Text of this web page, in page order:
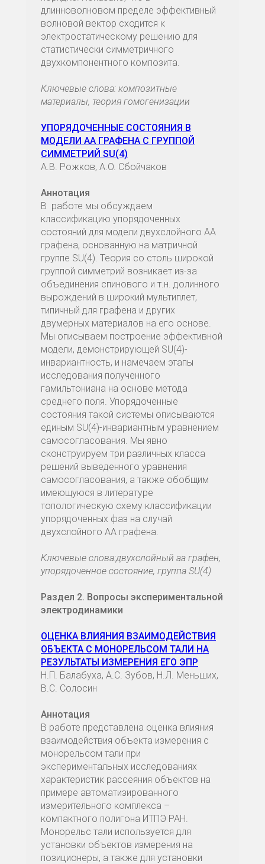
длинноволновом пределе эффективный
волновой вектор сходится к
электростатическому решению для
статистически симметричного
двухкомпонентного композита.
Ключевые слова: композитные
материалы, теория гомогенизации
УПОРЯДОЧЕННЫЕ СОСТОЯНИЯ В
МОДЕЛИ АА ГРАФЕНА С ГРУППОЙ
СИММЕТРИЙ SU(4)
А.В. Рожков, A.O. Сбойчаков
Аннотация
В работе мы обсуждаем
классификацию упорядоченных
состояний для модели двухслойного АА
графена, основанную на матричной
группе SU(4). Теория со столь широкой
группой симметрий возникает из-за
объединения спинового и т.н. долинного
вырождений в широкий мультиплет,
типичный для графена и других
двумерных материалов на его основе.
Мы описываем построение эффективной
модели, демонстрирующей SU(4)-
инвариантность, и намечаем этапы
исследования полученного
гамильтониана на основе метода
среднего поля. Упорядоченные
состояния такой системы описываются
единым SU(4)-инвариантным уравнением
самосогласования. Мы явно
сконструируем три различных класса
решений выведенного уравнения
самосогласования, а также обобщим
имеющуюся в литературе
топологическую схему классификации
упорядоченных фаз на случай
двухслойного АА графена.
Ключевые слова:двухслойный аа графен,
упорядоченное состояние, группа SU(4)
Раздел 2. Вопросы экспериментальной
электродинамики
ОЦЕНКА ВЛИЯНИЯ ВЗАИМОДЕЙСТВИЯ
ОБЪЕКТА С МОНОРЕЛЬСОМ ТАЛИ НА
РЕЗУЛЬТАТЫ ИЗМЕРЕНИЯ ЕГО ЭПР
Н.П. Балабуха, А.С. Зубов, Н.Л. Меньших,
В.С. Солосин
Аннотация
В работе представлена оценка влияния
взаимодействия объекта измерения с
монорельсом тали при
экспериментальных исследованиях
характеристик рассеяния объектов на
примере автоматизированного
измерительного комплекса –
компактного полигона ИТПЭ РАН.
Монорельс тали используется для
установки объектов измерения на
позиционеры, а также для установки